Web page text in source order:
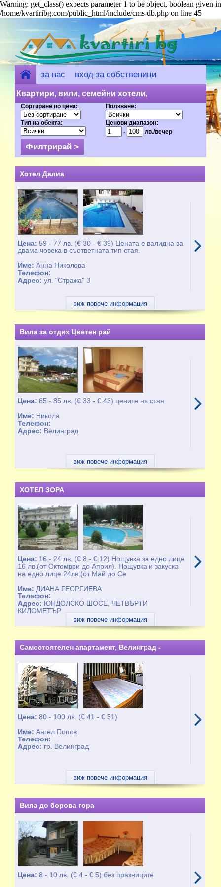
Warning: get_class() expects parameter 1 to be object, boolean given in
/home/kvartiribg.com/public_html/include/cms-db.php on line 45
за нас
вход за собственици
добави обект
Квартири, вили, семейни хотели,
къщи за гости - Велинград (11) на цени
от 1 лв.
Сортиране по цена: Ползване:
Тип на обекта:
Ценови диапазон:
-
лв./вечер
Хотел Далиа
Цена: 59 - 77 лв. (€ 30 - € 39) Цената е валидна за
двама човека в съответната тип стая.
Име:Анна Николова
Телефон:
Адрес:ул. "Стража" 3
виж повече информация
Вила за отдих Цветен рай
Цена:65 - 85 лв. (€ 33 - € 43) цените на стая
Име: Никола
Телефон:
Адрес: Велинград
виж повече информация
ХОТЕЛ ЗОРА
Цена: 16 - 24 лв. (€ 8 - € 12) Нощувка за едно лице
16 лв.(от Октомври до Април). Нощувка и закуска
на едно лице 24лв.(от Май до Се
Име: ДИАНА ГЕОРГИЕВА
Телефон:
Адрес: ЮНДОЛСКО ШОСЕ, ЧЕТВЪРТИ
КИЛОМЕТЪР
виж повече информация
Самостоятелен апартамент, Велинград -
целогодишно
Цена:80 - 100 лв. (€ 41 - € 51)
Име:Ангел Попов
Телефон:
Адрес: гр. Велинград
виж повече информация
Вила до борова гора
Цена:8 - 10 лв. (€ 4 - € 5) без празниците